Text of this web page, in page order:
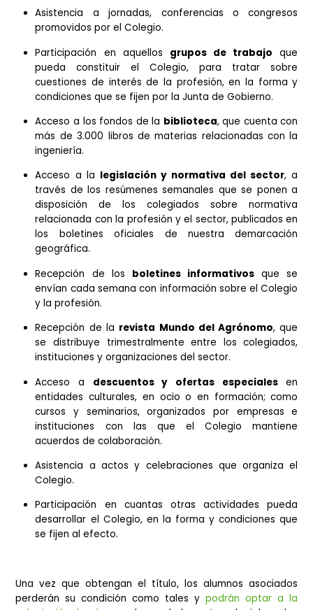
fundador.
Acceso a losgrupos para la preparación
oposicionesal Cuerpo de Ingenieros
Estado (para alumnos del último año del
habilitante).
promovidos por el Colegio.
Participación en aquellos
pueda constituir el Colegio, para tratar
cuestiones de interés de la profesión, en la
condiciones que se fijen por la Junta de Gobierno.
Acceso a los fondos de la
biblioteca, que cuenta
más de 3.000 libros de materias relacionadas
Acceso a lalegislación y normativa del
través de los resúmenes semanales que se
disposición de los colegiados sobre
relacionada con la profesión y el sector,
los boletines oficiales de nuestra
Recepción de losboletines informativosque
envían cada semana con información sobre el
y la profesión.
Recepción de la revista Mundo del Agrónomo
se distribuye trimestralmente entre los
Acceso a descuentos y ofertas especiales
entidades culturales, en ocio o en formación;
acuerdos de colaboración.